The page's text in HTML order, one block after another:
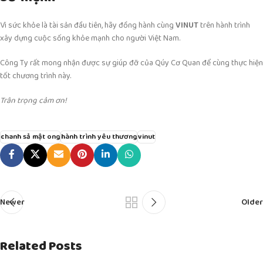
Vì sức khỏe là tài sản đầu tiên, hãy đồng hành cùngVINUTtrên hành trình
xây dựng cuộc sống khỏe mạnh cho người Việt Nam.
Công Ty rất mong nhận được sự giúp đỡ của Qúy Cơ Quan để cùng thực hiện
tốt chương trình này.
Trân trọng cảm ơn!
chanh sả mật onghành trình yêu thươngvinut
Newer Older
Related Posts